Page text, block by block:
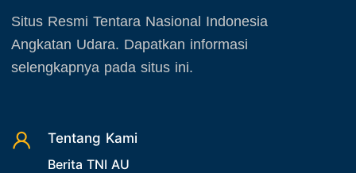
22. Latihan TNI
23. Operasi TNI
26. Agenda Yasarini
27. Politik
Oktober 2025
November 2025
Situs Resmi Tentara Nasional Indonesia
Angkatan Udara. Dapatkan informasi
selengkapnya pada situs ini.
Tentang Kami
Berita TNI AU